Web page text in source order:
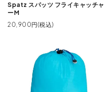
Spatz スパッツ フライキャッチャ
ーM
20,900円(税込)